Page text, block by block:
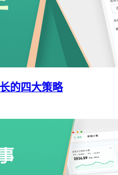
的四大策略